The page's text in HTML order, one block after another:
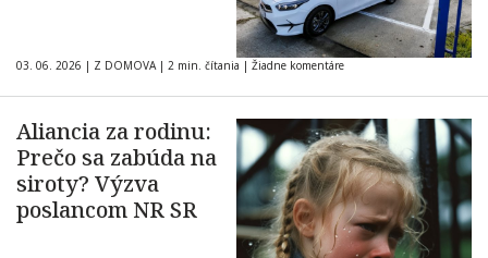
03. 06. 2026 | Z DOMOVA | 2 min. čítania | Žiadne komentáre
Aliancia za rodinu:
Prečo sa zabúda na
siroty? Výzva
poslancom NR SR